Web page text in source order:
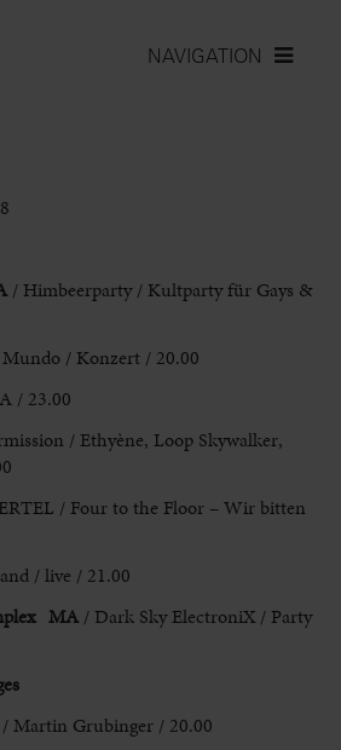
NAVIGATION
/ Himbeerparty / Kultparty für Gays &
/ Konzert / 20.00
/ 23.00
/ Ethyène, Loop Skywalker,
/ Four to the Floor – Wir bitten
/ live / 21.00
MA / Dark Sky ElectroniX / Party
/ Martin Grubinger / 20.00